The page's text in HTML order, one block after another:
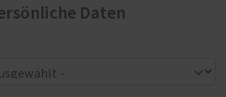
Daten